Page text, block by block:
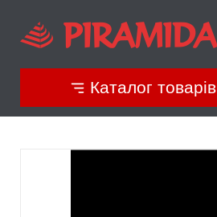
Каталог товарів